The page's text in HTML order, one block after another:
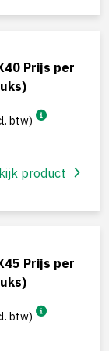
Prijs per
btw)
product
Prijs per
btw)